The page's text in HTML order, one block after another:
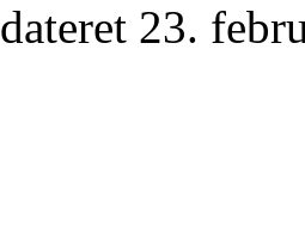
23.